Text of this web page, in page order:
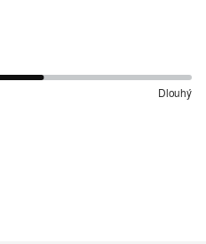
Dlouhý